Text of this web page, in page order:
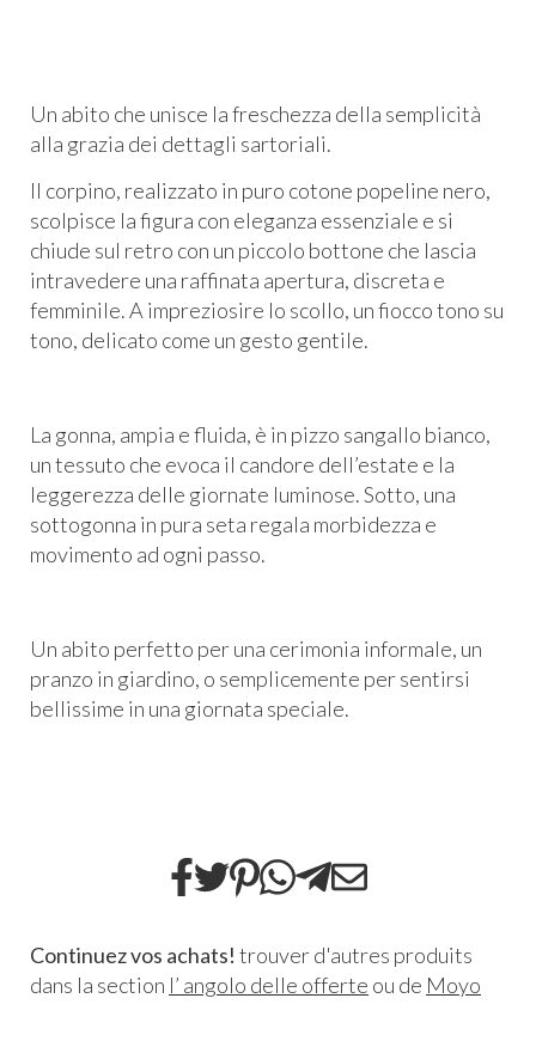
Un abito che unisce la freschezza della semplicità
alla grazia dei dettagli sartoriali.
Il corpino, realizzato in puro cotone popeline nero,
scolpisce la figura con eleganza essenziale e si
chiude sul retro con un piccolo bottone che lascia
intravedere una raffinata apertura, discreta e
femminile. A impreziosire lo scollo, un fiocco tono su
tono, delicato come un gesto gentile.
La gonna, ampia e fluida, è in pizzo sangallo bianco,
un tessuto che evoca il candore dell’estate e la
leggerezza delle giornate luminose. Sotto, una
sottogonna in pura seta regala morbidezza e
movimento ad ogni passo.
Un abito perfetto per una cerimonia informale, un
pranzo in giardino, o semplicemente per sentirsi
bellissime in una giornata speciale.
Continuez vos achats! trouver d'autres produits
dans la section l’ angolo delle offerte ou de Moyo